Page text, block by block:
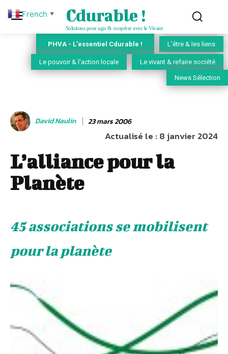
Cdurable !
Solutions pour agir & coopérer avec le Vivant
PHVA - L'essentiel Cdurable ! L'être & les liens
Le pouvoir & l'action locale Le vivant & refaire société
News Sélection
David Naulin 23 mars 2006
Actualisé le :8 janvier 2024
L’alliance pour la
Planète
45 associations se mobilisent
pour la planète
French ▼